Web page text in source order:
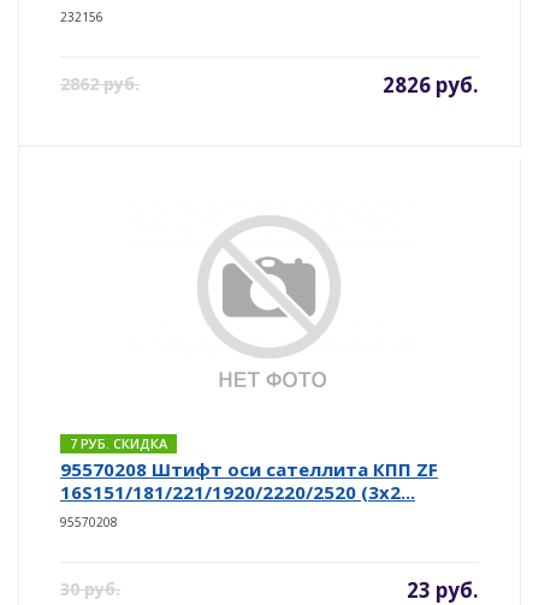
232156
2862 руб. 2826 руб.
7 РУБ. СКИДКА
95570208 Штифт оси сателлита КПП ZF
16S151/181/221/1920/2220/2520 (3х2...
95570208
30 руб. 23 руб.